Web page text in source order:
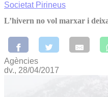
Societat Pirineus
L’hivern no vol marxar i
Agències
dv., 28/04/2017